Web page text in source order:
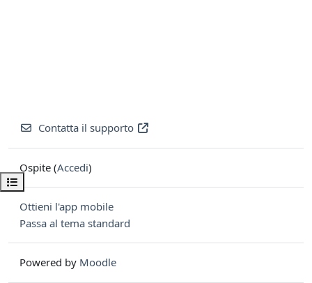
Apri indice del corso
Contatta il supporto
Ospite (Accedi)
Ottieni l'app mobile
Passa al tema standard
Powered by Moodle